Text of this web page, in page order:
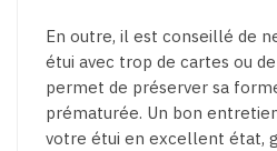
En outre, il est conseillé de
étui avec trop de cartes ou
permet de préserver sa
prématurée. Un bon
votre étui en excellent état,